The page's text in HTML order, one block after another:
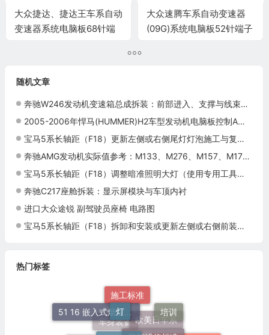
大众捷达、捷达王车系自动
变速器系统电脑板68针端
大众速腾车系自动变速器
(09G)系统电脑板52针端子
随机文章
奔驰W246发动机变速箱总成拆装：前部进入、支撑与线束管路处理
2005-2006年悍马(HUMMER)H2车型发动机电脑板控制A模块针脚80针 端子图
宝马5系长轴距（F18）更新左侧或右侧尾灯灯泡施工与复检标准
奔驰AMG发动机实际值参考：M133、M276、M157、M177与M178
宝马5系长轴距（F18）调整暗准照明大灯（使用专用工具）施工与复检标准
奔驰C217座舱拆装：显示屏模块与车顶内衬
进口大众途锐 副驾驶员座椅 电路图
宝马5系长轴距（F18）拆卸和安装或更新左侧或右侧前装饰格栅中部施工与复检标准
热门标签
欧美日车系
51 16 嵌入式烟灰缸托架
施工标准
培训
群辉维修标准
维修标准
灯